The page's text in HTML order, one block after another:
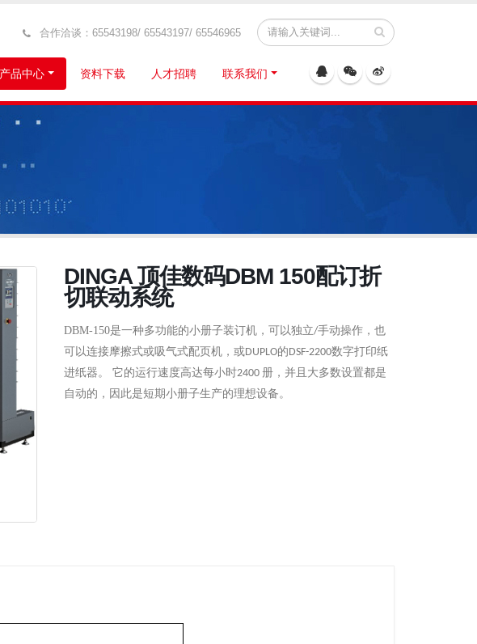
合作洽谈：65543198/ 65543197/ 65546965
产品中心 资料下载 人才招聘 联系我们
DINGA 顶佳数码DBM 150配订折
切联动系统
DBM-150是一种多功能的小册子装订机，可以独立/手动操作，也
可以连接摩擦式或吸气式配页机，或DUPLO的DSF-2200数字打印纸
进纸器。 它的运行速度高达每小时2400册，并且大多数设置都是
自动的，因此是短期小册子生产的理想设备。